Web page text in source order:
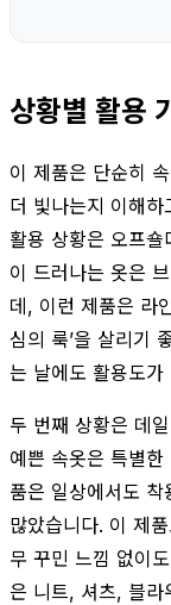
상황별 활용
이 제품은 단순히
더 빛나는지 이해
활용 상황은 오프
이 드러나는 옷은
데, 이런 제품은 라
심의 룩’을 살리기
는 날에도 활용도가
두 번째 상황은 데
예쁜 속옷은 특별
품은 일상에서도
많았습니다. 이 제
무 꾸민 느낌 없이
은 니트, 셔츠, 블라